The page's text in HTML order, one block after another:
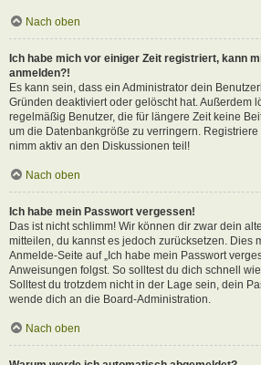
Nach oben
Ich habe mich vor einiger Zeit registriert, kann
anmelden?!
Es kann sein, dass ein Administrator dein
Gründen deaktiviert oder gelöscht hat. Außerdem
regelmäßig Benutzer, die für längere Zeit keine
um die Datenbankgröße zu verringern.
nimm aktiv an den Diskussionen teil!
Nach oben
Ich habe mein Passwort vergessen!
Das ist nicht schlimm! Wir können dir zwar dein
mitteilen, du kannst es jedoch zurücksetzen. Dies
Anmelde-Seite auf „Ich habe mein Passwort
Anweisungen folgst. So solltest du dich schnell
Solltest du trotzdem nicht in der Lage sein, dein
wende dich an die Board-Administration.
Nach oben